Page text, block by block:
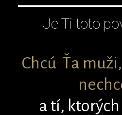
Je Ti toto
Chcú Ťa
a tí, ktorých